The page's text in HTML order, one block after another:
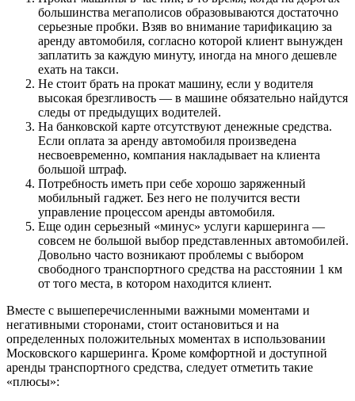
большинства мегаполисов образовываются достаточно
серьезные пробки. Взяв во внимание тарификацию за
аренду автомобиля, согласно которой клиент вынужден
заплатить за каждую минуту, иногда на много дешевле
ехать на такси.
Не стоит брать на прокат машину, если у водителя
высокая брезгливость — в машине обязательно найдутся
следы от предыдущих водителей.
На банковской карте отсутствуют денежные средства.
Если оплата за аренду автомобиля произведена
несвоевременно, компания накладывает на клиента
большой штраф.
Потребность иметь при себе хорошо заряженный
мобильный гаджет. Без него не получится вести
управление процессом аренды автомобиля.
Еще один серьезный «минус» услуги каршеринга —
совсем не большой выбор представленных автомобилей.
Довольно часто возникают проблемы с выбором
свободного транспортного средства на расстоянии 1 км
от того места, в котором находится клиент.
Вместе с вышеперечисленными важными моментами и
негативными сторонами, стоит остановиться и на
определенных положительных моментах в использовании
Московского каршеринга. Кроме комфортной и доступной
аренды транспортного средства, следует отметить такие
«плюсы»: